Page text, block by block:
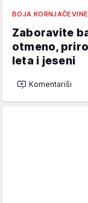
BOJA KORNJAČEVINE
Zaboravite
otmeno,
leta i jeseni
Komentariši